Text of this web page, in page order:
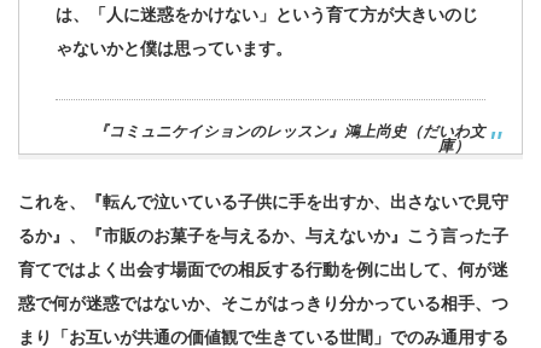
は、「人に迷惑をかけない」という育て方が大きいのじ
ゃないかと僕は思っています。
『コミュニケイションのレッスン』鴻上尚史（だいわ文
庫）
これを、『転んで泣いている子供に手を出すか、出さないで見守
るか』、『市販のお菓子を与えるか、与えないか』こう言った子
育てではよく出会す場面での相反する行動を例に出して、 何が迷
惑で何が迷惑ではないか、 そこがはっきり分かっている相手、つ
まり「お互いが共通の価値観で生きている世間」でのみ通用する